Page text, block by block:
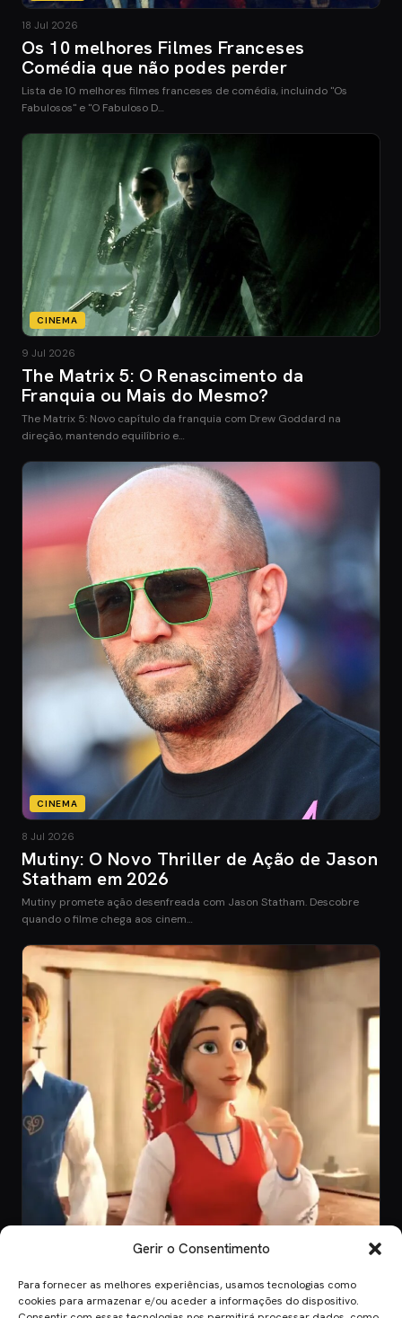
Gerir o Consentimento
Para fornecer as melhores experiências, usamos tecnologias como
cookies para armazenar e/ou aceder a informações do dispositivo.
18 Jul 2026
Os 10 melhores Filmes Franceses
Comédia que não podes perder
Lista de 10 melhores filmes franceses de comédia, incluindo "Os
Fabulosos" e "O Fabuloso D…
CINEMA
9 Jul 2026
The Matrix 5: O Renascimento da
Franquia ou Mais do Mesmo?
The Matrix 5: Novo capítulo da franquia com Drew Goddard na
direção, mantendo equilíbrio e…
CINEMA
8 Jul 2026
Mutiny: O Novo Thriller de Ação de Jason
Statham em 2026
Mutiny promete ação desenfreada com Jason Statham. Descobre
quando o filme chega aos cinem…
CINEMA